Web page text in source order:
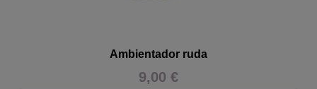
Ambientador ruda
9,00 €